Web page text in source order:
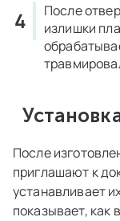
После
излишки
После
приглашают к
устанавливает
показывает, как